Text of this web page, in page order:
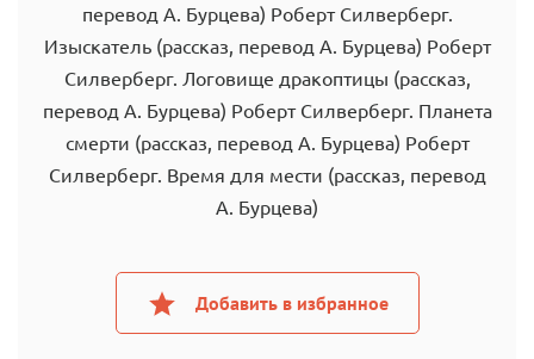
перевод А. Бурцева) Роберт Силверберг.
Изыскатель (рассказ, перевод А. Бурцева) Роберт
Силверберг. Логовище дракоптицы (рассказ,
перевод А. Бурцева) Роберт Силверберг. Планета
смерти (рассказ, перевод А. Бурцева) Роберт
Силверберг. Время для мести (рассказ, перевод
А. Бурцева)
Добавить в избранное